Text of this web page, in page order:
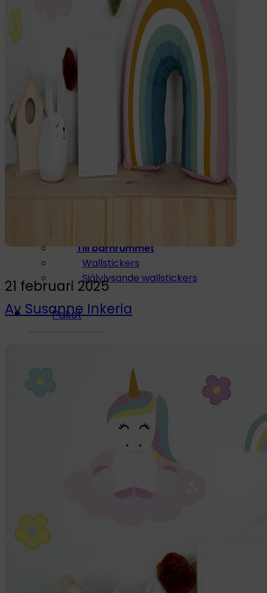
Mat & Dryck
Reservdelar
Barnrummet
Till barnrummet
Wallstickers
Självlysande wallstickers
Paket
21 februari 2025
Av Susanne Inkeria